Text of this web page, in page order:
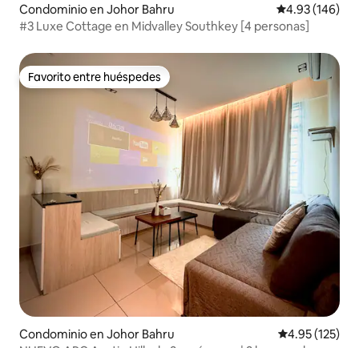
Condominio en Johor Bahru Calificación
4.93 (146)
#3 Luxe Cottage en Midvalley Southkey [4 personas]
Favorito entre huéspedes
Favorito entre huéspedes
Condominio en Johor Bahru Calificación
4.95 (125)